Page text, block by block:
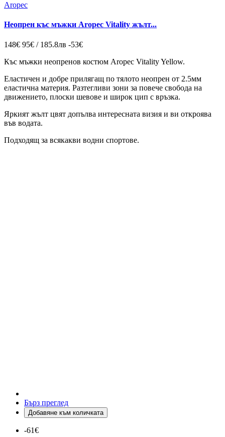
Aropec
Неопрен къс мъжки Aropec Vitality жълт...
148€ 95€ / 185.8лв -53€
Къс мъжки неопренов костюм Aropec Vitality Yellow.
Еластичен и добре прилягащ по тялото неопрен от 2.5мм
еластична материя. Разтегливи зони за повече свобода на
движението, плоски шевове и широк цип с връзка.
Яркият жълт цвят допълва интересната визия и ви откроява
във водата.
Подходящ за всякакви водни спортове.
Бърз преглед
Добавяне към количката
-61€